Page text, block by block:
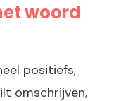
woord
positiefs,
omschrijven,